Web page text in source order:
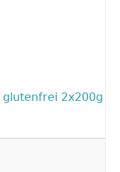
glutenfrei 2x200g